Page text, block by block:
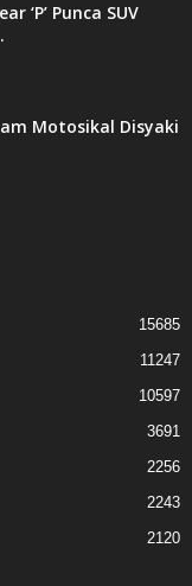
‘P’ Punca SUV
Motosikal Disyaki
15685
11247
10597
3691
2256
2243
2120